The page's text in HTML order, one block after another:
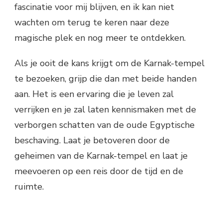
fascinatie voor mij blijven, en ik kan niet
wachten om terug te keren naar deze
magische plek en nog meer te ontdekken.
Als je ooit de kans krijgt om de Karnak-tempel
te bezoeken, grijp die dan met beide handen
aan. Het is een ervaring die je leven zal
verrijken en je zal laten kennismaken met de
verborgen schatten van de oude Egyptische
beschaving. Laat je betoveren door de
geheimen van de Karnak-tempel en laat je
meevoeren op een reis door de tijd en de
ruimte.